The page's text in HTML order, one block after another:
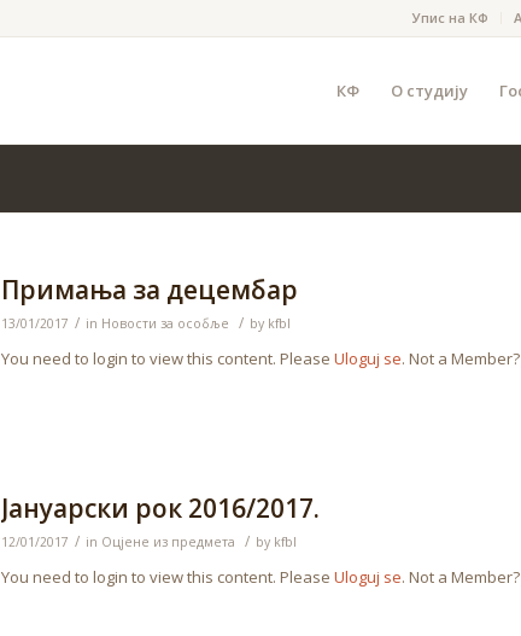
Упис на КФ
КФ О студију
Примања за децембар
13/01/2017 / in Новости за особље / by kfbl
You need to login to view this content. Please Uloguj se. Not a Member?
Јануарски рок 2016/2017.
12/01/2017 / in Оцјене из предмета / by kfbl
You need to login to view this content. Please Uloguj se. Not a Member?